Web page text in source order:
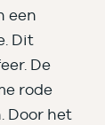
een
Dit
De
rode
Door het